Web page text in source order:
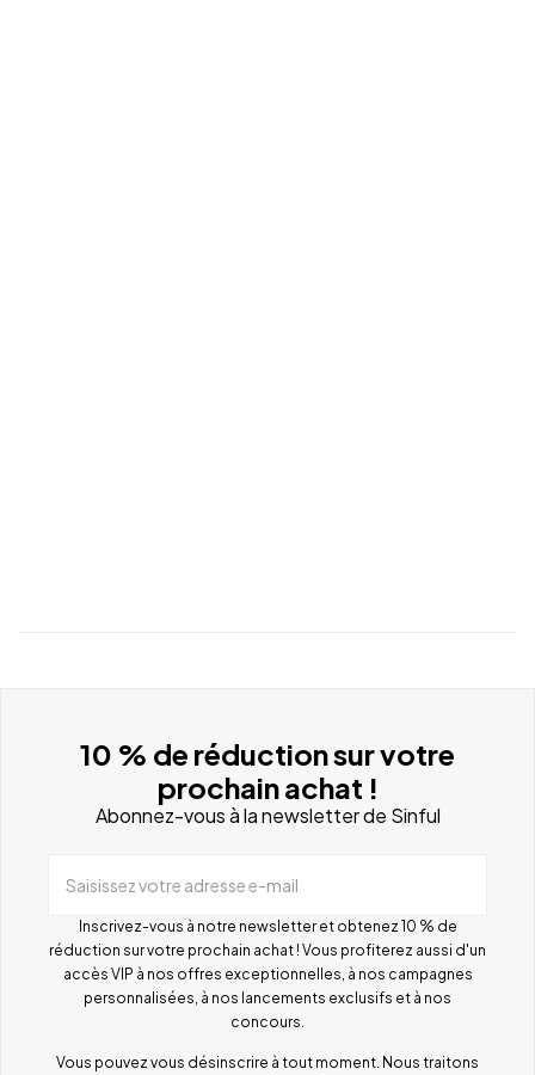
10 % de réduction sur votre
prochain achat !
Abonnez-vous à la newsletter de Sinful
Saisissez votre adresse e-mail
Inscrivez-vous à notre newsletter et obtenez 10 % de
réduction sur votre prochain achat ! Vous profiterez aussi d'un
accès VIP à nos offres exceptionnelles, à nos campagnes
personnalisées, à nos lancements exclusifs et à nos
concours.
Vous pouvez vous désinscrire à tout moment. Nous traitons